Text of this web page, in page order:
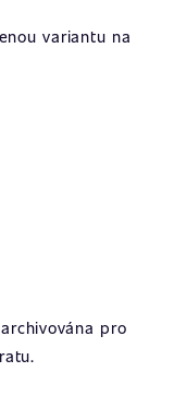
variantu na
pro